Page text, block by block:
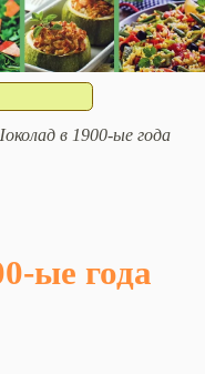
в 1900-ые года
ые года